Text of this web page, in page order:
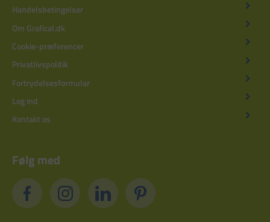
Handelsbetingelser
Om Grafical.dk
Cookie-præferencer
Privatlivspolitik
Fortrydelsesformular
Log ind
Kontakt os
Følg med